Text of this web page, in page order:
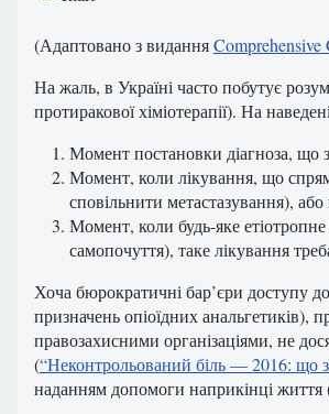
(Адаптовано з видання
На жаль, в Україні часто побутує
протиракової хіміотерапії). На
Момент постановки діагноза,
Момент, коли лікування, що
сповільнити метастазування),
Момент, коли будь-яке
самопочуття), таке лікування
Хоча бюрократичні бар’єри доступу
призначень опіоїдних анальгетиків),
правозахисними організаціями, не
(“Неконтрольований біль — 2016: що
наданням допомоги наприкінці